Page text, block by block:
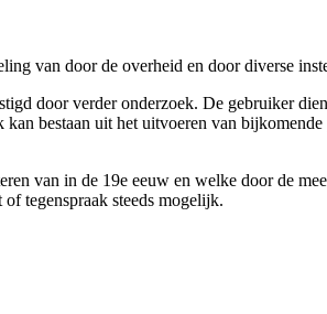
van door de overheid en door diverse
door verder onderzoek. De gebruiker
bestaan uit het uitvoeren van
van in de 19e eeuw en welke door de
tegenspraak steeds mogelijk.